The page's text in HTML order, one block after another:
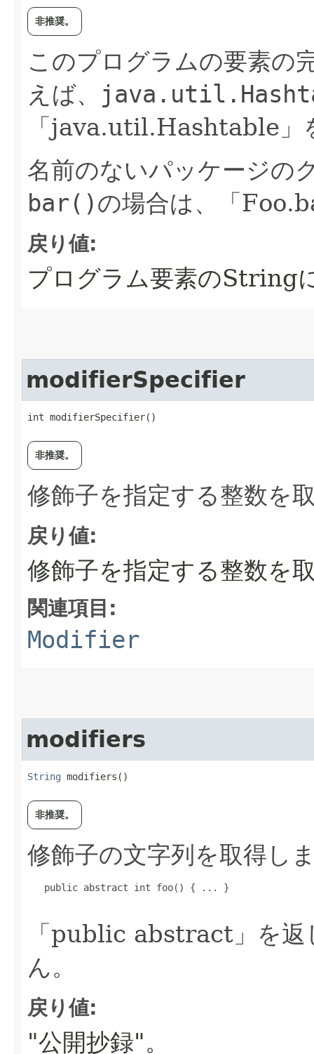
非推奨。
このプログラムの要素の
えば、
「java.util.Hashtable」
名前のないパッケージの
bar()の場合は、「
戻り値:
プログラム要素のString
modifierSpecifier
int modifierSpecifier()
非推奨。
修飾子を指定する整数を
戻り値:
修飾子を指定する整数を
関連項目:
Modifier
modifiers
String modifiers()
非推奨。
修飾子の文字列を取得し
   public abstract int foo() { ... }
「public abstract」を返
ん。
戻り値:
"公開抄録"。